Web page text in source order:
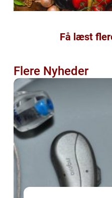
Få læst
Flere Nyheder